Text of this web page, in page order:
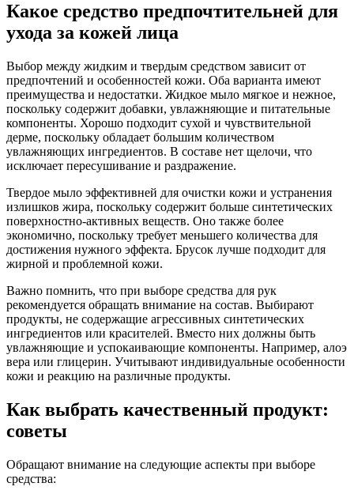
Какое средство предпочтительней для
ухода за кожей лица
Выбор между жидким и твердым средством зависит от
предпочтений и особенностей кожи. Оба варианта имеют
преимущества и недостатки. Жидкое мыло мягкое и нежное,
поскольку содержит добавки, увлажняющие и питательные
компоненты. Хорошо подходит сухой и чувствительной
дерме, поскольку обладает большим количеством
увлажняющих ингредиентов. В составе нет щелочи, что
исключает пересушивание и раздражение.
Твердое мыло эффективней для очистки кожи и устранения
излишков жира, поскольку содержит больше синтетических
поверхностно-активных веществ. Оно также более
экономично, поскольку требует меньшего количества для
достижения нужного эффекта. Брусок лучше подходит для
жирной и проблемной кожи.
Важно помнить, что при выборе средства для рук
рекомендуется обращать внимание на состав. Выбирают
продукты, не содержащие агрессивных синтетических
ингредиентов или красителей. Вместо них должны быть
увлажняющие и успокаивающие компоненты. Например, алоэ
вера или глицерин. Учитывают индивидуальные особенности
кожи и реакцию на различные продукты.
Как выбрать качественный продукт:
советы
Обращают внимание на следующие аспекты при выборе
средства: